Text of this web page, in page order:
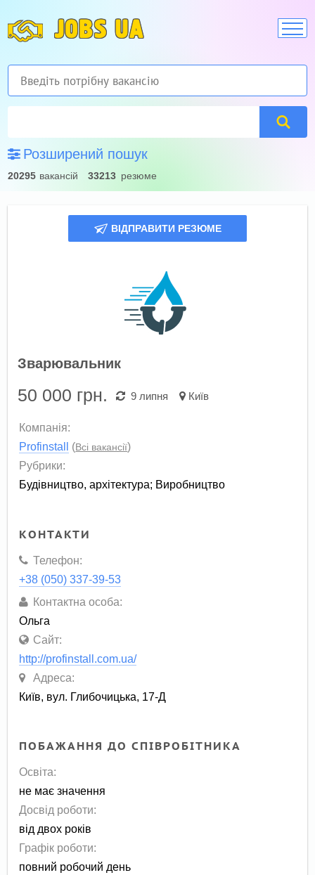
JOBS UA
Розширений пошук
20295 вакансій 33213 резюме
ВІДПРАВИТИ РЕЗЮМЕ
Зварювальник
50 000 грн. 9 липня Київ
Компанія:
Profinstall
(Всі вакансії)
Рубрики:
Будівництво, архітектура; Виробництво
КОНТАКТИ
Телефон:
+38 (050) 337-39-53
Контактна особа:
Ольга
Сайт:
http://profinstall.com.ua/
Адреса:
Київ, вул. Глибочицька, 17-Д
ПОБАЖАННЯ ДО СПІВРОБІТНИКА
Освіта:
не має значення
Досвід роботи:
від двох років
Графік роботи:
повний робочий день